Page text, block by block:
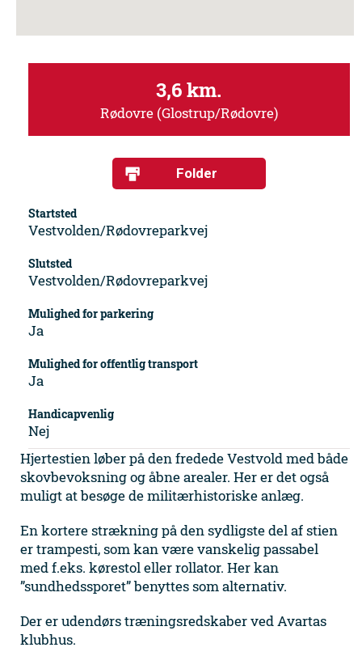
3,6 km.
Rødovre (Glostrup/Rødovre)
Folder
Startsted
Vestvolden/Rødovreparkvej
Slutsted
Vestvolden/Rødovreparkvej
Mulighed for parkering
Ja
Mulighed for offentlig transport
Ja
Handicapvenlig
Nej
Hjertestien løber på den fredede Vestvold med både
skovbevoksning og åbne arealer. Her er det også
muligt at besøge de militærhistoriske anlæg.
En kortere strækning på den sydligste del af stien
er trampesti, som kan være vanskelig passabel
med f.eks. kørestol eller rollator. Her kan
”sundhedssporet” benyttes som alternativ.
Der er udendørs træningsredskaber ved Avartas
klubhus.